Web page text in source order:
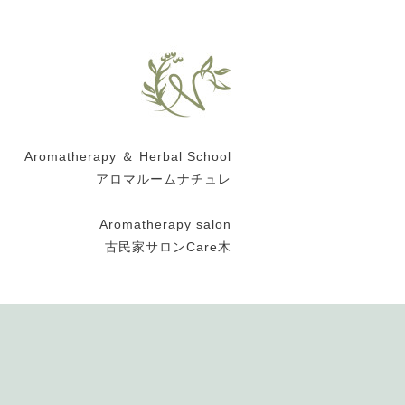
Aromatherapy ＆ Herbal School
アロマルームナチュレ
Aromatherapy salon
古民家サロンCare木